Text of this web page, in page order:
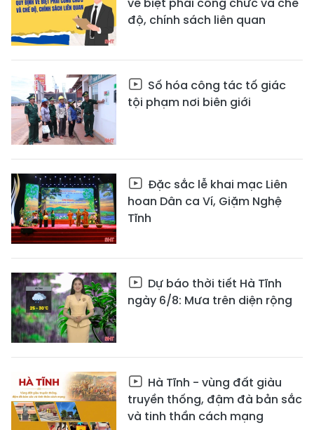
độ, chính sách liên quan
Số hóa công tác tố giác
tội phạm nơi biên giới
Đặc sắc lễ khai mạc Liên
hoan Dân ca Ví, Giặm Nghệ
Tĩnh
Dự báo thời tiết Hà Tĩnh
ngày 6/8: Mưa trên diện rộng
Hà Tĩnh - vùng đất giàu
truyền thống, đậm đà bản sắc
và tinh thần cách mạng